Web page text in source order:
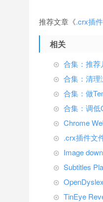
推荐文章《.crx插
相关
合集：推荐
合集：清理
合集：做
合集：调低
Chrome
.crx插件文
Image
Subtitles
TinEye